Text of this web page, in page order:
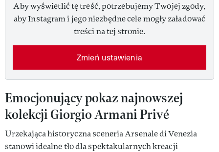
Aby wyświetlić tę treść, potrzebujemy Twojej zgody,
aby Instagram i jego niezbędne cele mogły załadować
treści na tej stronie.
Zmień ustawienia
Emocjonujący pokaz najnowszej
kolekcji Giorgio Armani Privé
Urzekająca historyczna sceneria Arsenale di Venezia
stanowi idealne tło dla spektakularnych kreacji